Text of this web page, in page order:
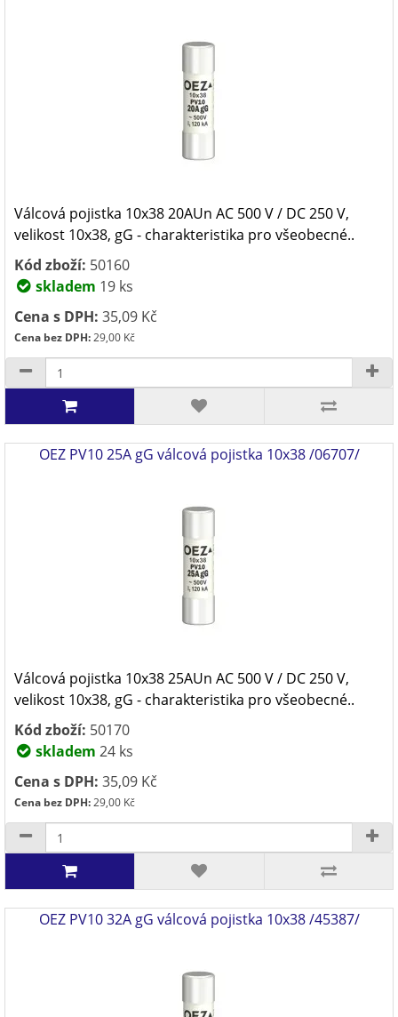
Válcová pojistka 10x38 20AUn AC 500 V / DC 250 V,
velikost 10x38, gG - charakteristika pro všeobecné..
Kód zboží: 50160
skladem 19 ks
Cena s DPH: 35,09 Kč
Cena bez DPH:29,00 Kč
OEZ PV10 25A gG válcová pojistka 10x38 /06707/
Válcová pojistka 10x38 25AUn AC 500 V / DC 250 V,
velikost 10x38, gG - charakteristika pro všeobecné..
Kód zboží: 50170
skladem 24 ks
Cena s DPH: 35,09 Kč
Cena bez DPH:29,00 Kč
OEZ PV10 32A gG válcová pojistka 10x38 /45387/